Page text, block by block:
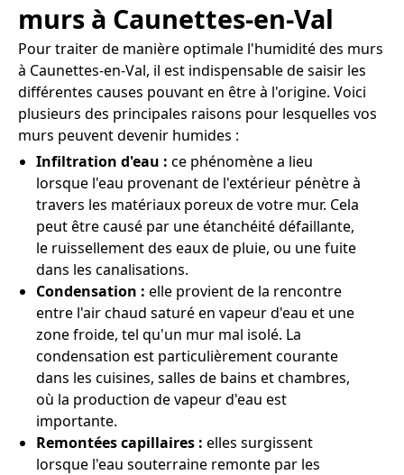
murs à Caunettes-en-Val
Pour traiter de manière optimale l'humidité des murs
à Caunettes-en-Val, il est indispensable de saisir les
différentes causes pouvant en être à l'origine. Voici
plusieurs des principales raisons pour lesquelles vos
murs peuvent devenir humides :
Infiltration d'eau : ce phénomène a lieu
lorsque l'eau provenant de l'extérieur pénètre à
travers les matériaux poreux de votre mur. Cela
peut être causé par une étanchéité défaillante,
le ruissellement des eaux de pluie, ou une fuite
dans les canalisations.
Condensation : elle provient de la rencontre
entre l'air chaud saturé en vapeur d'eau et une
zone froide, tel qu'un mur mal isolé. La
condensation est particulièrement courante
dans les cuisines, salles de bains et chambres,
où la production de vapeur d'eau est
importante.
Remontées capillaires : elles surgissent
lorsque l'eau souterraine remonte par les